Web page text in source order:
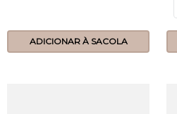
ADICIONAR À SACOLA